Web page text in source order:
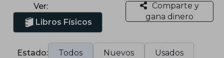
Ver:
Libros Físicos
Comparte y
gana dinero
Estado: Todos Nuevos Usados